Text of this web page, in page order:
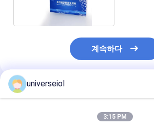
계속하다
추천된 제품
universeiol
3:15 PM